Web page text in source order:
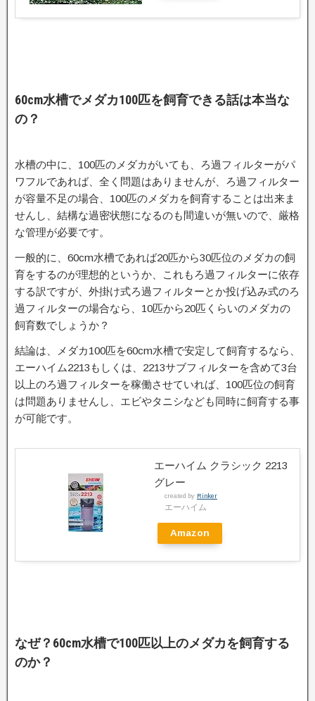
60cm水槽でメダカ100匹を飼育できる話は本当な
の？
水槽の中に、100匹のメダカがいても、ろ過フィルターがパ
ワフルであれば、全く問題はありませんが、ろ過フィルター
が容量不足の場合、100匹のメダカを飼育することは出来ま
せんし、結構な過密状態になるのも間違いが無いので、厳格
な管理が必要です。
一般的に、60cm水槽であれば20匹から30匹位のメダカの飼
育をするのが理想的というか、これもろ過フィルターに依存
する訳ですが、外掛け式ろ過フィルターとか投げ込み式のろ
過フィルターの場合なら、10匹から20匹くらいのメダカの
飼育数でしょうか？
結論は、メダカ100匹を60cm水槽で安定して飼育するなら、
エーハイム2213もしくは、2213サブフィルターを含めて3台
以上のろ過フィルターを稼働させていれば、100匹位の飼育
は問題ありませんし、エビやタニシなども同時に飼育する事
が可能です。
エーハイム クラシック 2213
グレー
created by Rinker
エーハイム
Amazon
なぜ？60cm水槽で100匹以上のメダカを飼育する
のか？